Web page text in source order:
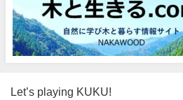
Let’s playing KUKU!